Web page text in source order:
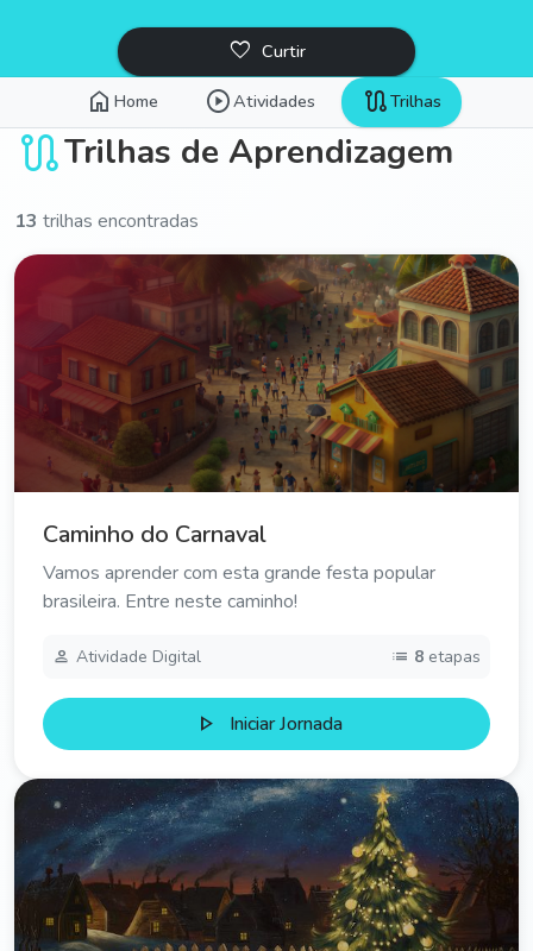
favorite_border Curtir
home Home play_circleAtividades routeTrilhas
routeTrilhas de Aprendizagem
13 trilhas encontradas
Caminho do Carnaval
Vamos aprender com esta grande festa popular
brasileira. Entre neste caminho!
person Atividade Digital list 8 etapas
play_arrow Iniciar Jornada